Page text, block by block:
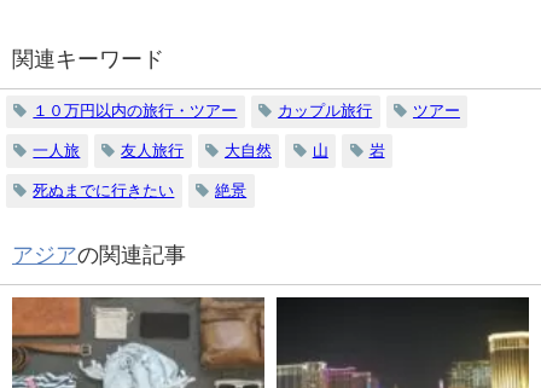
関連キーワード
１０万円以内の旅行・ツアー カップル旅行 ツアー
一人旅 友人旅行 大自然 山 岩
死ぬまでに行きたい 絶景
アジアの関連記事